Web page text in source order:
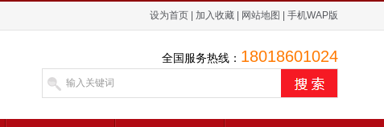
设为首页 加入收藏 网站地图 手机WAP版
全国服务热线： 18018601024